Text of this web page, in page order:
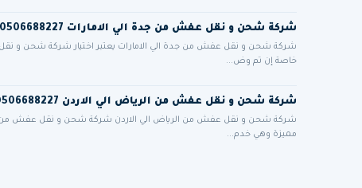
شركة شحن و نقل عفش من جدة الي الامارات 0506688227
شركة شحن و نقل عفش من جدة الي الامارات يعتبر اختيار شركة شحن و نقل
خاصة إن تم وض...
شركة شحن و نقل عفش من الرياض الي الاردن 0506688227
شركة شحن و نقل عفش من الرياض الي الاردن شركة شحن و نقل عفش من
مميزة وهي خدم...